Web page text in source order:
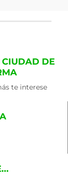
CIUDAD DE
te interese